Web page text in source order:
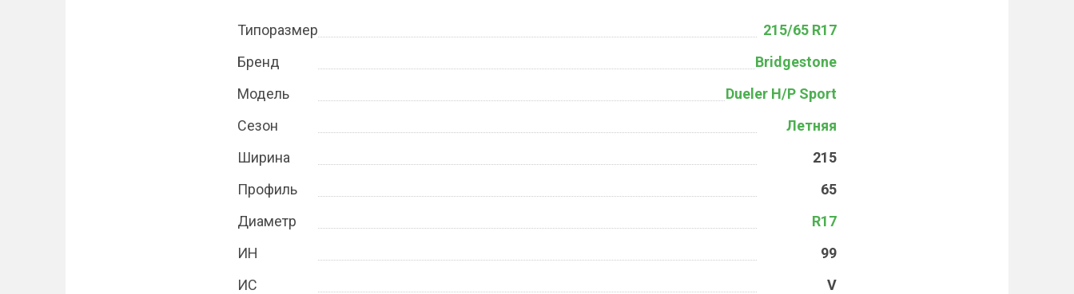
Типоразмер
215/65 R17
Бренд
Bridgestone
Модель
Dueler H/P Sport
Сезон
Летняя
Ширина
215
Профиль
65
Диаметр
R17
ИН
99
ИС
V